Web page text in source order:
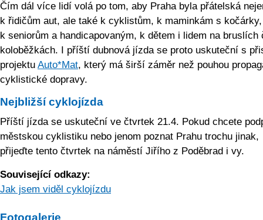
Čím dál více lidí volá po tom, aby Praha byla přátelská
k řidičům aut, ale také k cyklistům, k maminkám s kočárky,
k seniorům a handicapovaným, k dětem i lidem na bruslích
koloběžkách. I příští dubnová jízda se proto uskuteční s
projektu Auto*Mat, který má širší záměr než pouhou
cyklistické dopravy.
Nejbližší cyklojízda
Příští jízda se uskuteční ve čtvrtek 21.4. Pokud chcete
městskou cyklistiku nebo jenom poznat Prahu trochu jinak,
přijeďte tento čtvrtek na náměstí Jiřího z Poděbrad i vy.
Související odkazy:
Jak jsem viděl cyklojízdu
Fotogalerie